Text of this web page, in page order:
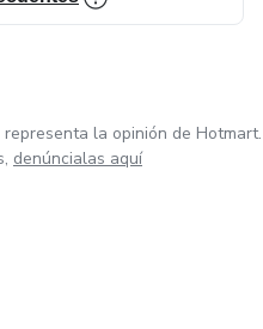
tecnológico.
la opinión de Hotmart.
denúncialas aquí